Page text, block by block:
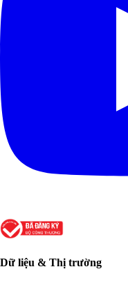
Dữ liệu & Thị trường